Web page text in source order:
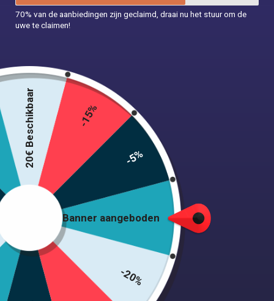
Vintage decoratieve hoofdband
20 in voorraad
In winkelwagen
Verzending 24/48 uur • Tevreden of terugbetaald • +1000
Veilige betaling gegarandeerd
70% van de aanbiedingen zijn geclaimd, draai nu het stuur om de
uwe te claimen!
Banner aangeboden
-20%
20€ Beschikbaar -15%
-5%